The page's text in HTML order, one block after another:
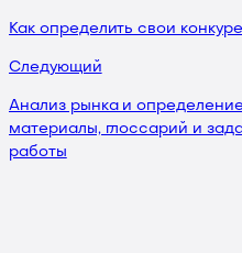
Как определить свои
Следующий
Анализ рынка и
материалы, глоссарий и
работы